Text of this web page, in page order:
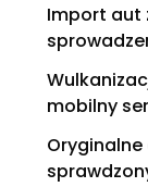
Import aut
mobilny